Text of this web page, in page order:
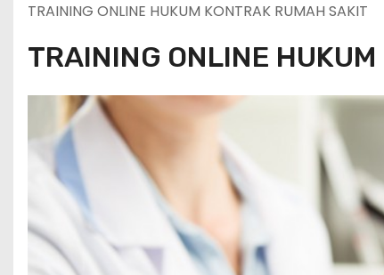
TRAINING ONLINE HUKUM KONTRAK RUMAH SAKIT
TRAINING ONLINE